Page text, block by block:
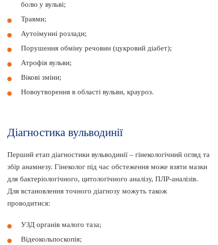
болю у вульві;
Травми;
Аутоімунні розлади;
Порушення обміну речовин (цукровий діабет);
Атрофія вульви;
Вікові зміни;
Новоутворення в області вульви, крауроз.
Діагностика вульводинії
Перший етап діагностики вульводинії – гінекологічний огляд та
збір анамнезу. Гінеколог під час обстеження може взяти мазки
для бактеріологічного, цитологічного аналізу, ПЛР-аналізів.
Для встановлення точного діагнозу можуть також
проводитися:
УЗД органів малого таза;
Відеокольпоскопія;